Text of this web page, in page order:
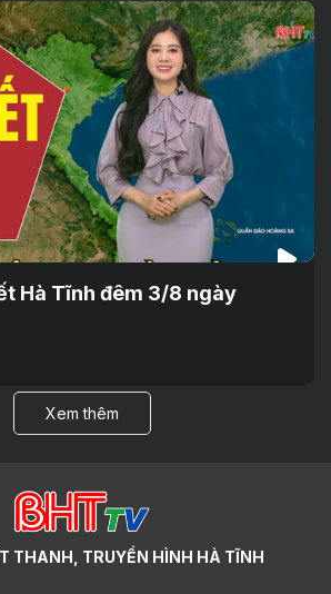
Hà Tĩnh đêm 3/8 ngày
Xem thêm
THANH, TRUYỀN HÌNH HÀ TĨNH